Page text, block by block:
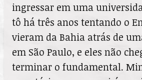
ingressar em uma
tô há três anos tentando o
vieram da Bahia atrás de
em São Paulo, e eles não
terminar o fundamental.